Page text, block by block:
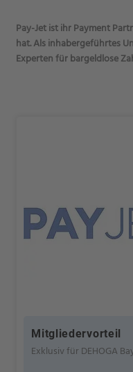
Mitgliedervorteil
Exklusiv für DEHOGA
Pay-Jet ist ihr Payment
hat. Als inhabergeführtes
Experten für bargeldlose